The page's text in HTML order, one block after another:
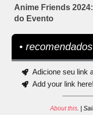
Anime Friends
do Evento
•
Adicione seu link
Add your link here!
About this. |